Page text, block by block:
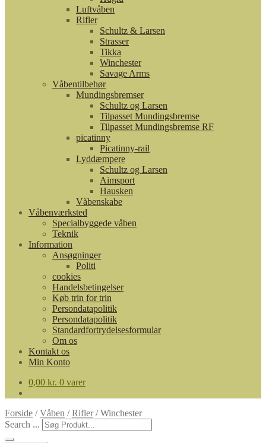
Luftvåben
Rifler
Schultz & Larsen
Strasser
Tikka
Winchester
Savage Arms
Våbentilbehør
Mundingsbremser
Schultz og Larsen
Tilpasset Mundingsbremse
Tilpasset Mundingsbremse RF
picatinny
Picatinny-rail
Lyddæmpere
Schultz og Larsen
Aimsport
Hausken
Våbenskabe
Våbenværksted
Specialbyggede våben
Teknik
Information
Ansøgninger
Politi
cookies
Handelsbetingelser
Køb trin for trin
Persondatapolitik
Persondatapolitik
Standardfortrydelsesformular
Om os
Kontakt os
Min Konto
0,00 kr. 0 varer
Forside /Våben /Rifler/Winchester
Search ...